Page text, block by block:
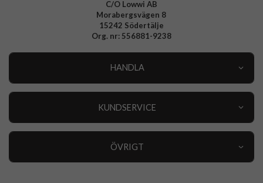
C/O Lowwi AB
Morabergsvägen 8
15242 Södertälje
Org. nr: 556881-9238
HANDLA
KUNDSERVICE
ÖVRIGT